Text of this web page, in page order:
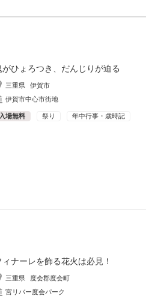
がひょろつき、だんじりが迫る
三重県
伊賀市
伊賀市中心市街地
入場無料 祭り 年中行事・歳時記
ィナーレを飾る花火は必見！
三重県
度会郡度会町
宮リバー度会パーク